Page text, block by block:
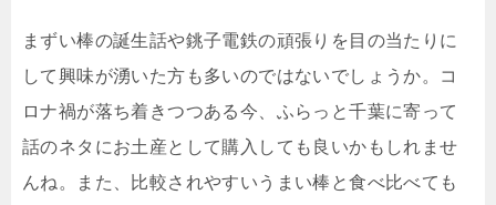
まずい棒の誕生話や銚子電鉄の頑張りを目の当たりに
して興味が湧いた方も多いのではないでしょうか。コ
ロナ禍が落ち着きつつある今、ふらっと千葉に寄って
話のネタにお土産として購入しても良いかもしれませ
んね。また、比較されやすいうまい棒と食べ比べても